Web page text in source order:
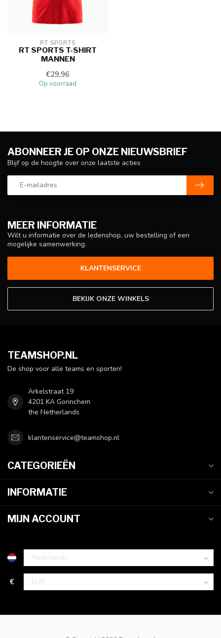
RT SPORTS
RT SPORTS T-SHIRT
MANNEN
€29,96
Op voorraad
MEER INFORMATIE
Wilt u informatie over de ledenshop, uw bestelling of een
mogelijke samenwerking.
KLANTENSERVICE
BEKIJK ONZE WINKELS
ABONNEER JE OP ONZE NIEUWSBRIEF
Blijf op de hoogte over onze laatste acties
TEAMSHOP.NL
De shop voor alle teams en sporten!
Arkelstraat 19
4201 KA Gorinchem
the Netherlands
klantenservice@teamshop.nl
CATEGORIEËN
INFORMATIE
MIJN ACCOUNT
€